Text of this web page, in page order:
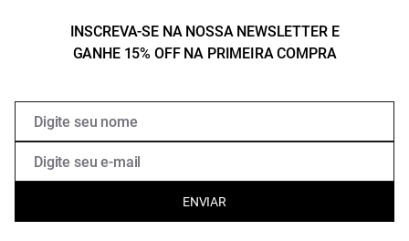
INSCREVA-SE NA NOSSA NEWSLETTER E
GANHE 15% OFF NA PRIMEIRA COMPRA
ENVIAR